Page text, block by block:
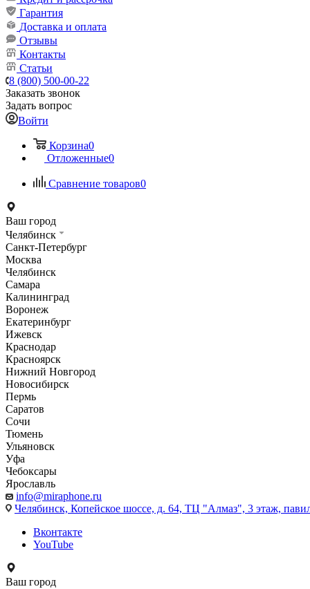
Гарантия
Доставка и оплата
Отзывы
Контакты
Статьи
8 (800) 500-00-22
Заказать звонок
Задать вопрос
Войти
Корзина0
Отложенные0
Сравнение товаров0
Ваш город
Челябинск
Санкт-Петербург
Москва
Челябинск
Самара
Калининград
Воронеж
Екатеринбург
Ижевск
Краснодар
Красноярск
Нижний Новгород
Новосибирск
Пермь
Саратов
Сочи
Тюмень
Ульяновск
Уфа
Чебоксары
Ярославль
info@miraphone.ru
Челябинск, Копейское шоссе, д. 64, ТЦ "Алмаз", 3 этаж,
Вконтакте
YouTube
Ваш город